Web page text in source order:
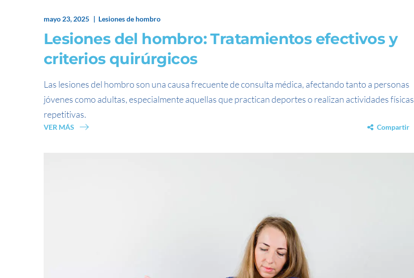
mayo 23, 2025 Lesiones de hombro
Lesiones del hombro: Tratamientos efectivos y
criterios quirúrgicos
Las lesiones del hombro son una causa frecuente de consulta médica, afectando tanto a personas
jóvenes como adultas, especialmente aquellas que practican deportes o realizan actividades físicas
repetitivas.
VER MÁS Compartir